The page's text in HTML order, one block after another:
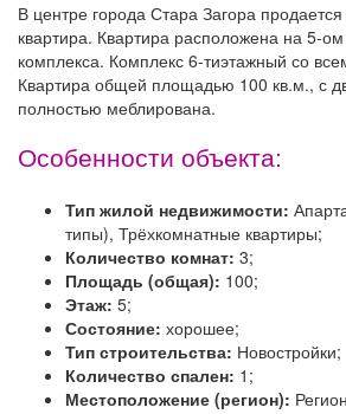
В центре города Стара Загора
квартира. Квартира расположена на 5-
комплекса. Комплекс 6-тиэтажный со
Квартира общей площадью 100 кв.м., с
полностью меблирована.
Особенности объекта:
Тип жилой недвижимости:
типы), Трёхкомнатные квартиры;
Количество комнат: 3;
Площадь (общая): 100;
Этаж: 5;
Состояние: хорошее;
Тип строительства: Новостройки;
Количество спален: 1;
Местоположение (регион):